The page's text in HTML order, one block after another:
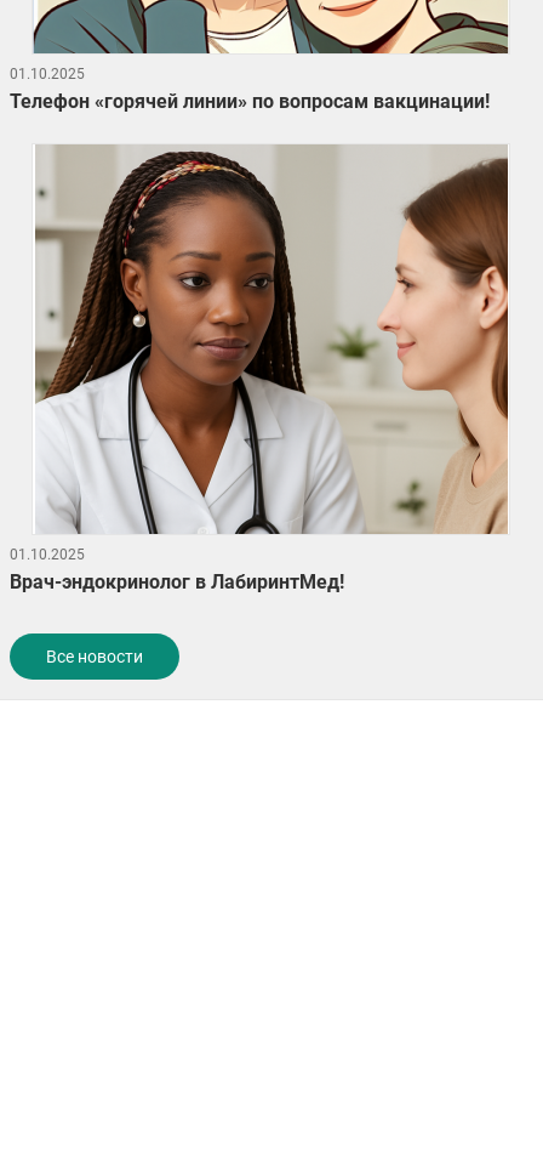
01.10.2025
Телефон «горячей линии» по вопросам вакцинации!
01.10.2025
Врач-эндокринолог в ЛабиринтМед!
Все новости